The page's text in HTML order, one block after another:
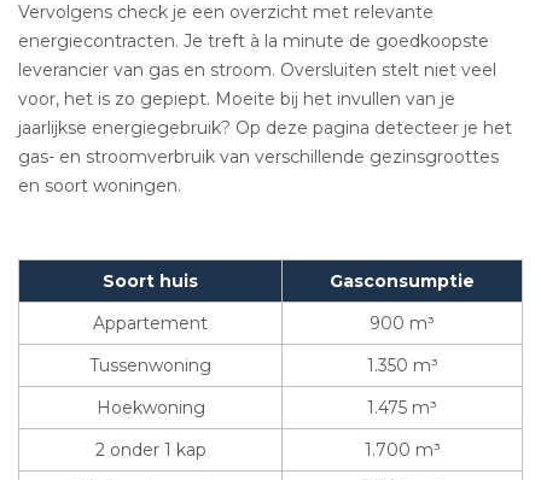
Vervolgens check je een overzicht met relevante
energiecontracten. Je treft à la minute de goedkoopste
leverancier van gas en stroom. Oversluiten stelt niet veel
voor, het is zo gepiept. Moeite bij het invullen van je
jaarlijkse energiegebruik? Op deze pagina detecteer je het
gas- en stroomverbruik van verschillende gezinsgroottes
en soort woningen.
Soort huis
Gasconsumptie
Appartement
900 m³
Tussenwoning
1.350 m³
Hoekwoning
1.475 m³
2 onder 1 kap
1.700 m³